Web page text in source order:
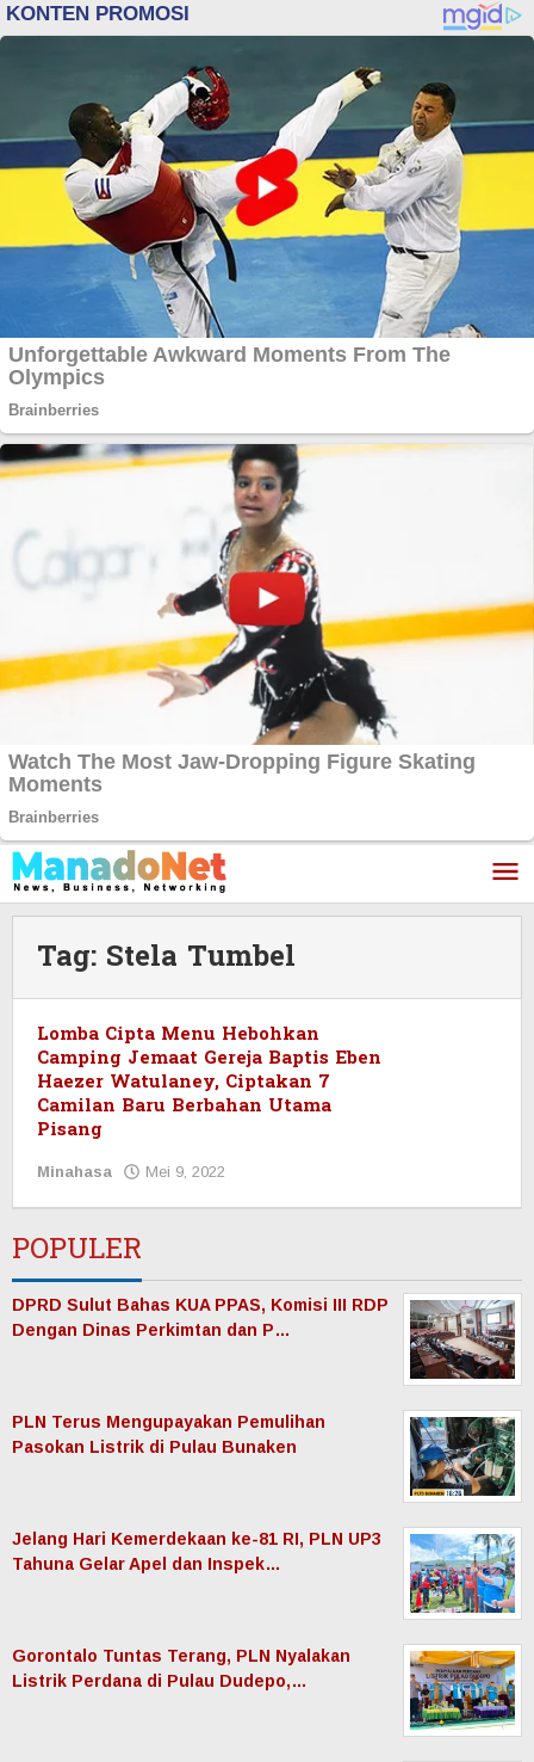
Lewati
ke
konten
Tag: Stela Tumbel
Lomba Cipta Menu Hebohkan
Camping Jemaat Gereja Baptis Eben
Haezer Watulaney, Ciptakan 7
Camilan Baru Berbahan Utama
Pisang
Minahasa Mei 9, 2022
POPULER
DPRD Sulut Bahas KUA PPAS, Komisi III RDP
Dengan Dinas Perkimtan dan P…
PLN Terus Mengupayakan Pemulihan
Pasokan Listrik di Pulau Bunaken
Jelang Hari Kemerdekaan ke-81 RI, PLN UP3
Tahuna Gelar Apel dan Inspek…
Gorontalo Tuntas Terang, PLN Nyalakan
Listrik Perdana di Pulau Dudepo,…